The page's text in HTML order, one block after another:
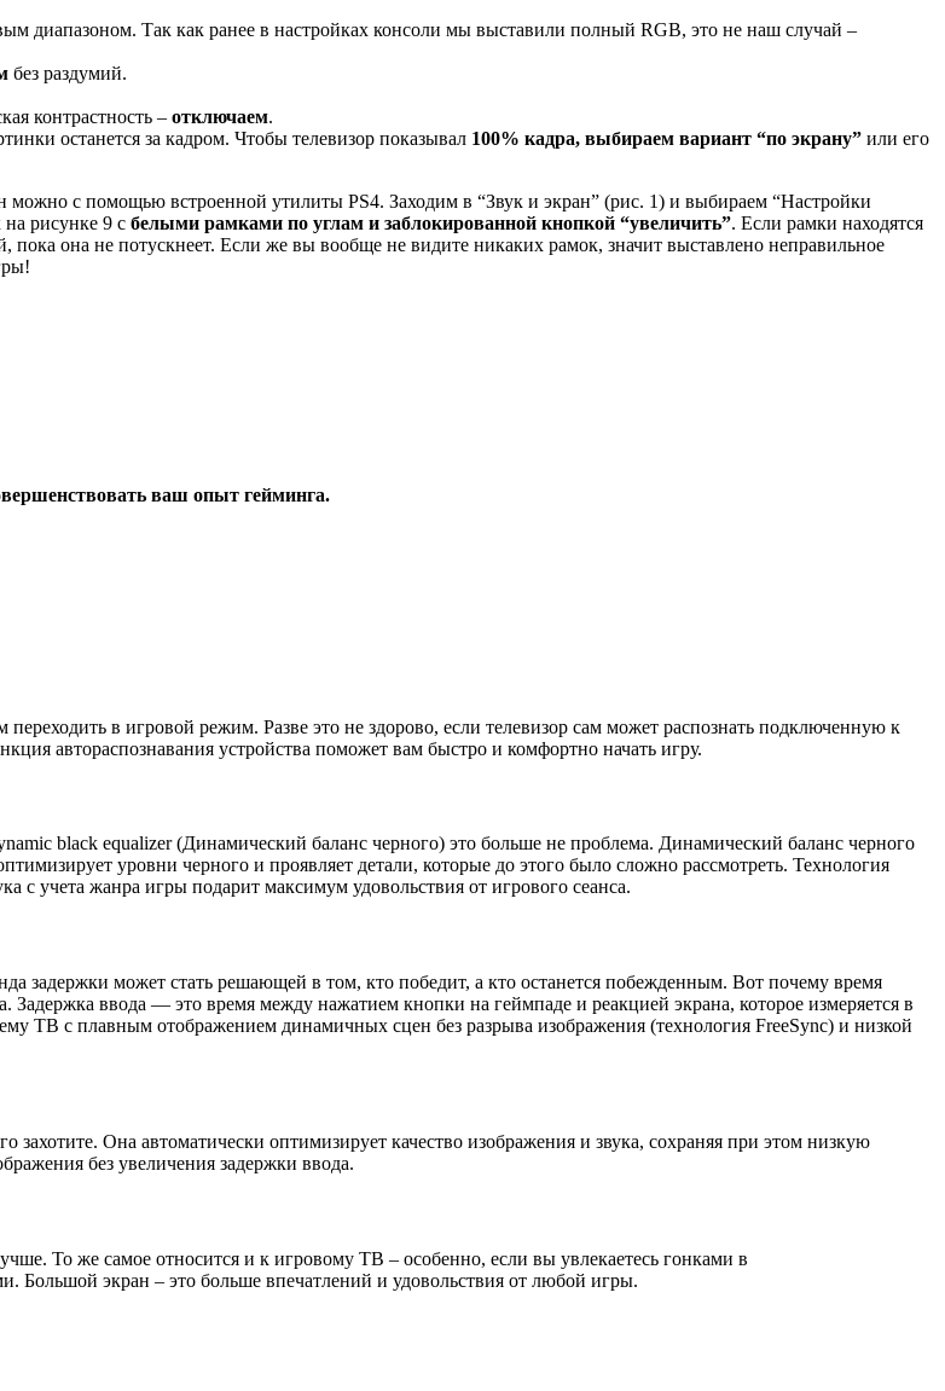
диапазоном. Так как ранее в настройках консоли мы выставили полный RGB, это не наш случай –
без раздумий.
контрастность – отключаем.
останется за кадром. Чтобы телевизор показывал 100% кадра, выбираем вариант “по экрану” или его
с помощью встроенной утилиты PS4. Заходим в “Звук и экран” (рис. 1) и выбираем “Настройки
рисунке 9 с белыми рамками по углам и заблокированной кнопкой “увеличить”. Если рамки находятся
пока она не потускнеет. Если же вы вообще не видите никаких рамок, значит выставлено неправильное
ваш опыт гейминга.
в игровой режим. Разве это не здорово, если телевизор сам может распознать подключенную к
автораспознавания устройства поможет вам быстро и комфортно начать игру.
black equalizer (Динамический баланс черного) это больше не проблема. Динамический баланс черного
уровни черного и проявляет детали, которые до этого было сложно рассмотреть. Технология
с учета жанра игры подарит максимум удовольствия от игрового сеанса.
задержки может стать решающей в том, кто победит, а кто останется побежденным. Вот почему время
ввода — это время между нажатием кнопки на геймпаде и реакцией экрана, которое измеряется в
ТВ с плавным отображением динамичных сцен без разрыва изображения (технология FreeSync) и низкой
Она автоматически оптимизирует качество изображения и звука, сохраняя при этом низкую
без увеличения задержки ввода.
То же самое относится и к игровому ТВ – особенно, если вы увлекаетесь гонками в
Большой экран – это больше впечатлений и удовольствия от любой игры.